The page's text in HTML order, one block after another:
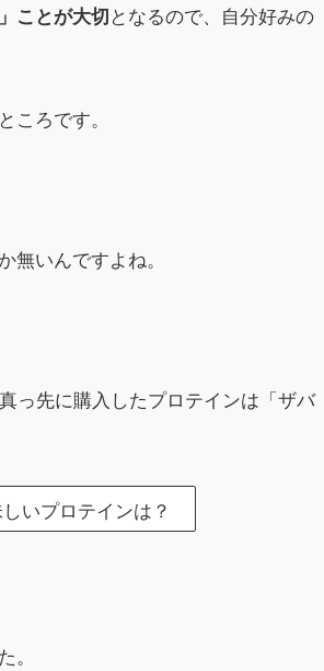
ことが大切となるので、自分好みの
ところです。
いんですよね。
っ先に購入したプロテインは「ザバ
いプロテインは？